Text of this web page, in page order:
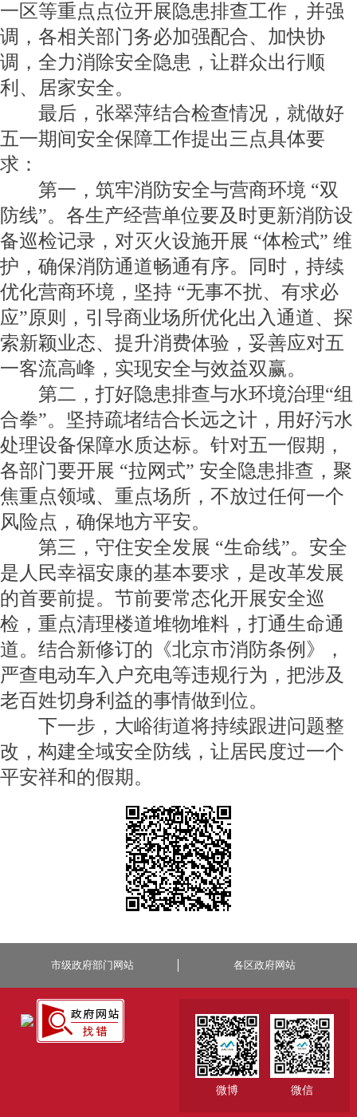
一区等重点点位开展隐患排查工作，并强
调，各相关部门务必加强配合、加快协
调，全力消除安全隐患，让群众出行顺
利、居家安全。
最后，张翠萍结合检查情况，就做好
五一期间安全保障工作提出三点具体要
求：
第一，筑牢消防安全与营商环境 “双
防线”。各生产经营单位要及时更新消防设
备巡检记录，对灭火设施开展 “体检式” 维
护，确保消防通道畅通有序。同时，持续
优化营商环境，坚持 “无事不扰、有求必
应”原则，引导商业场所优化出入通道、探
索新颖业态、提升消费体验，妥善应对五
一客流高峰，实现安全与效益双赢。
第二，打好隐患排查与水环境治理“组
合拳”。坚持疏堵结合长远之计，用好污水
处理设备保障水质达标。针对五一假期，
各部门要开展 “拉网式” 安全隐患排查，聚
焦重点领域、重点场所，不放过任何一个
风险点，确保地方平安。
第三，守住安全发展 “生命线”。安全
是人民幸福安康的基本要求，是改革发展
的首要前提。节前要常态化开展安全巡
检，重点清理楼道堆物堆料，打通生命通
道。结合新修订的《北京市消防条例》，
严查电动车入户充电等违规行为，把涉及
老百姓切身利益的事情做到位。
下一步，大峪街道将持续跟进问题整
改，构建全域安全防线，让居民度过一个
平安祥和的假期。
市级政府部门网站 各区政府网站
微博 微信